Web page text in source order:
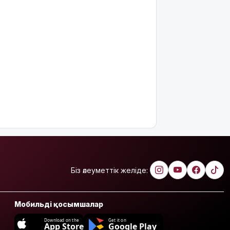
Біз әлеуметтік желіде:
Мобильді қосымшалар
Download on the
App Store
Get it on
Google Play